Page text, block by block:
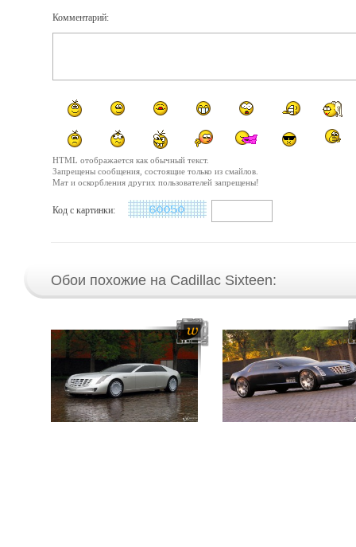
Комментарий:
HTML отображается как обычный текст.
Запрещены сообщения, состоящие только из смайлов.
Мат и оскорбления других пользователей запрещены!
Код с картинки:
Обои похожие на Cadillac Sixteen: